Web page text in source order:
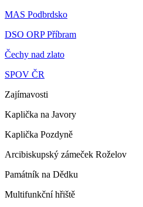
MAS Podbrdsko
DSO ORP Příbram
Čechy nad zlato
SPOV ČR
Zajímavosti
Kaplička na Javory
Kaplička Pozdyně
Arcibiskupský zámeček Roželov
Památník na Dědku
Multifunkční hřiště